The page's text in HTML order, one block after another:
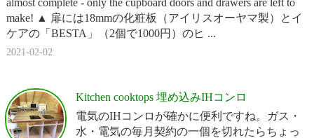
almost complete - only the cupboard doors and drawers are left to
make! ▲ 扉には18mmの化粧板（アイリスオーヤマ製）とイ
ケアの「BESTA」（2個で1000円）のヒ ...
2021-02-02
Kitchen cooktops 埋め込みIHコンロ
電気のIHコンロが確かに便利ですね。ガス・
水・電気の毎月契約の一個を切れたらちょっ